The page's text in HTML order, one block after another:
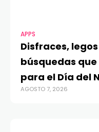
APPS
Disfraces,
búsquedas
para el Día del
AGOSTO 7, 2026